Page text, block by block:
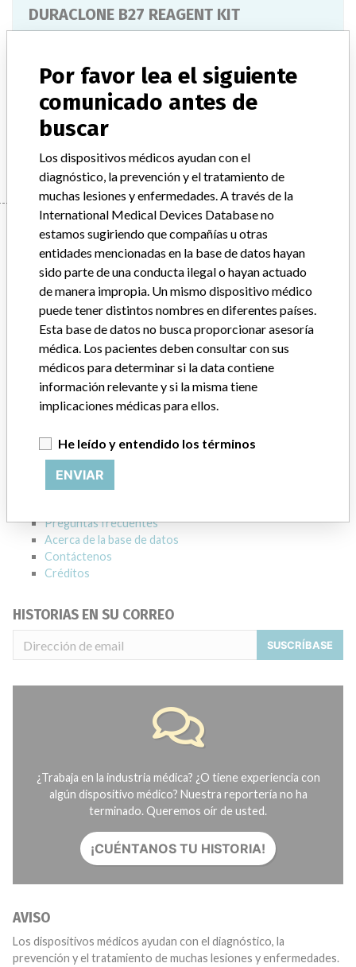
DURACLONE B27 REAGENT KIT
Descripción del producto DURACLONE B27 REAGENT KIT
Manufacturer
BECKMAN COULTER CANADA L.P.
Dirección del fabricante MISSISSAUGA
Empresa matriz del fabricante (2017) Danaher Corporation
ACERCA DE LA BASE DE DATOS
Explore más de 120,000 registros de retiros, alertas y
notificaciones de seguridad de dispositivos médicos y sus
conexiones con los fabricantes.
Preguntas frecuentes
Acerca de la base de datos
Contáctenos
Créditos
HISTORIAS EN SU CORREO
SUSCRÍBASE
¿Trabaja en la industria médica? ¿O tiene experiencia con
algún dispositivo médico? Nuestra reportería no ha
terminado. Queremos oír de usted.
¡CUÉNTANOS TU HISTORIA!
AVISO
Los dispositivos médicos ayudan con el diagnóstico, la
prevención y el tratamiento de muchas lesiones y enfermedades.
Por favor lea el siguiente
comunicado antes de
buscar
Los dispositivos médicos ayudan con el
diagnóstico, la prevención y el tratamiento de
muchas lesiones y enfermedades. A través de la
International Medical Devices Database no
estamos sugiriendo que compañías u otras
entidades mencionadas en la base de datos hayan
sido parte de una conducta ilegal o hayan actuado
de manera impropia. Un mismo dispositivo médico
puede tener distintos nombres en diferentes países.
Esta base de datos no busca proporcionar asesoría
médica. Los pacientes deben consultar con sus
médicos para determinar si la data contiene
información relevante y si la misma tiene
implicaciones médicas para ellos.
He leído y entendido los términos
ENVIAR